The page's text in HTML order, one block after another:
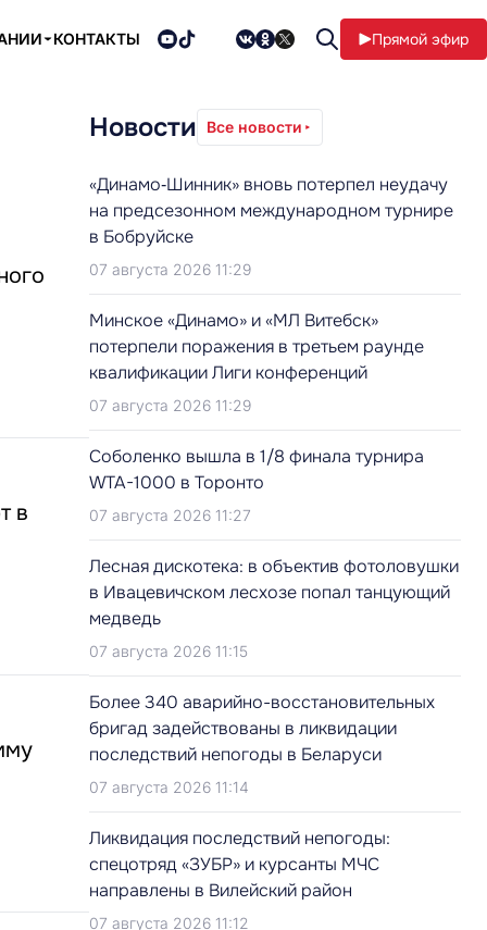
КОНТАКТЫ Прямой эфир
в
Новости Все новости
«Динамо‑Шинник» вновь потерпел неудачу
на предсезонном международном турнире
в Бобруйске
07 августа 2026 11:29
Минское «Динамо» и «МЛ Витебск»
потерпели поражения в третьем раунде
квалификации Лиги конференций
07 августа 2026 11:29
Соболенко вышла в 1/8 финала турнира
WTA-1000 в Торонто
07 августа 2026 11:27
Лесная дискотека: в объектив фотоловушки
в Ивацевичском лесхозе попал танцующий
медведь
07 августа 2026 11:15
Более 340 аварийно-восстановительных
бригад задействованы в ликвидации
последствий непогоды в Беларуси
07 августа 2026 11:14
Ликвидация последствий непогоды:
спецотряд «ЗУБР» и курсанты МЧС
направлены в Вилейский район
07 августа 2026 11:12